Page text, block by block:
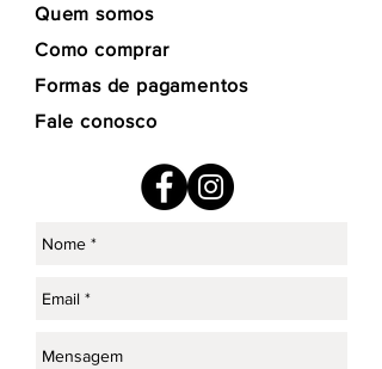
Quem somos
Como comprar
Formas de pagamentos
Fale conosco